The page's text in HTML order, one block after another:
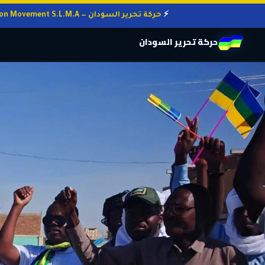
حركة تحرير السودان — Sudan Liberation Movement S.L.M.A
حركة تحرير السودان